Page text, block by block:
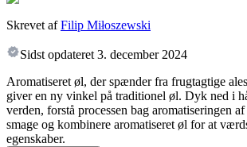
Skrevet af Filip Miłoszewski
Sidst opdateret 3. december 2024
Aromatiseret øl, der spænder fra frugtagtige
giver en ny vinkel på traditionel øl. Dyk ned i
verden, forstå processen bag aromatiseringen
smage og kombinere aromatiseret øl for at
egenskaber.